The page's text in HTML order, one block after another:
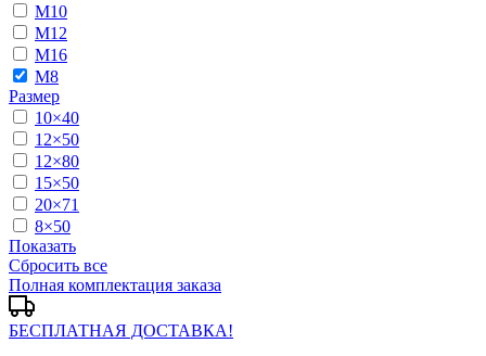
М10
М12
М16
М8
Размер
10×40
12×50
12×80
15×50
20×71
8×50
Показать
Сбросить все
Полная комплектация заказа
БЕСПЛАТНАЯ ДОСТАВКА!